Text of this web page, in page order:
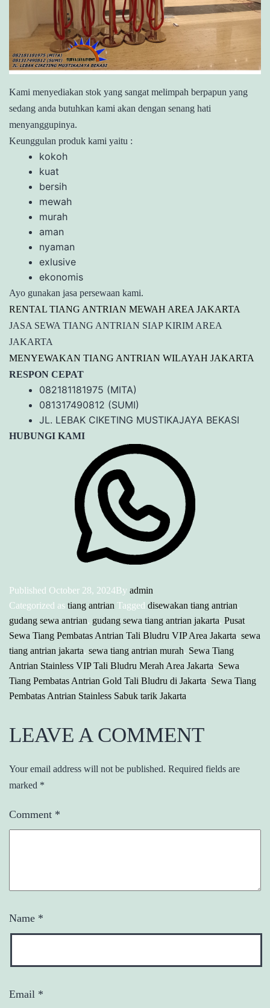
Kami menyediakan stok yang sangat melimpah berpapun yang
sedang anda butuhkan kami akan dengan senang hati
menyanggupinya.
Keunggulan produk kami yaitu :
kokoh
kuat
bersih
mewah
murah
aman
nyaman
exlusive
ekonomis
Ayo gunakan jasa persewaan kami.
RENTAL TIANG ANTRIAN MEWAH AREA JAKARTA
JASA SEWA TIANG ANTRIAN SIAP KIRIM AREA
JAKARTA
MENYEWAKAN TIANG ANTRIAN WILAYAH JAKARTA
RESPON CEPAT
082181181975 (MITA)
081317490812 (SUMI)
JL. LEBAK CIKETING MUSTIKAJAYA BEKASI
HUBUNGI KAMI
Published October 28, 2024By admin
Categorized as tiang antrian Tagged disewakan tiang antrian,
gudang sewa antrian, gudang sewa tiang antrian jakarta, Pusat
Sewa Tiang Pembatas Antrian Tali Bludru VIP Area Jakarta, sewa
tiang antrian jakarta, sewa tiang antrian murah, Sewa Tiang
Antrian Stainless VIP Tali Bludru Merah Area Jakarta, Sewa
Tiang Pembatas Antrian Gold Tali Bludru di Jakarta, Sewa Tiang
Pembatas Antrian Stainless Sabuk tarik Jakarta
LEAVE A COMMENT
Your email address will not be published. Required fields are
marked *
Comment *
Name *
Email *